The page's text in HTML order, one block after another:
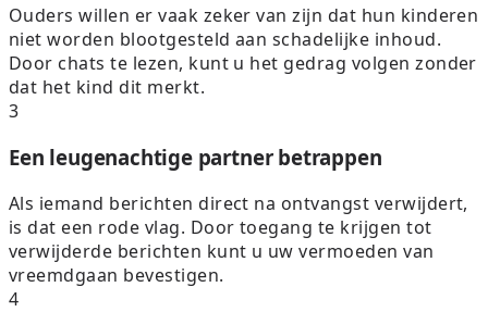
Ouders willen er vaak zeker van zijn dat hun kinderen
niet worden blootgesteld aan schadelijke inhoud.
Door chats te lezen, kunt u het gedrag volgen zonder
dat het kind dit merkt.
3
Een leugenachtige partner betrappen
Als iemand berichten direct na ontvangst verwijdert,
is dat een rode vlag. Door toegang te krijgen tot
verwijderde berichten kunt u uw vermoeden van
vreemdgaan bevestigen.
4